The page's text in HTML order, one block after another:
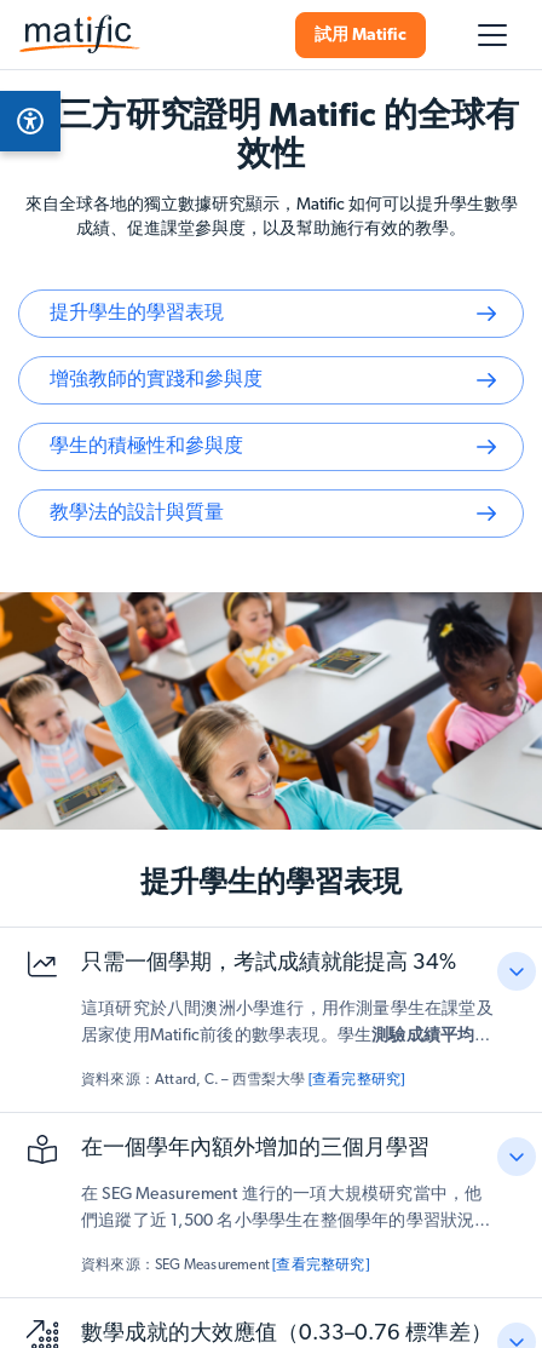
試用 Matific
第三方研究證明 Matific 的全球有
效性
來自全球各地的獨立數據研究顯示，Matific 如何可以提升學生數學
成績、促進課堂參與度，以及幫助施行有效的教學。
提升學生的學習表現
增強教師的實踐和參與度
學生的積極性和參與度
教學法的設計與質量
提升學生的學習表現
只需一個學期，考試成績就能提高 34%
這項研究於八間澳洲小學進行，用作測量學生在課堂及
居家使用Matific前後的數學表現。學生測驗成績平均提
對數學概念的理解更為深入。研究結論指出，Matific能
有效促進概念理解，並在短期內顯著提升學生的學習成
果。
資料來源：Attard, C. – 西雪梨大學 [查看完整研究]
在一個學年內額外增加的三個月學習
在 SEG Measurement 進行的一項大規模研究當中，他
們追蹤了近 1,500 名小學學生在整個學年的學習狀況。
未使用該平台的學生，使用者的進步速度不但更快、技
能更扎實，他們對數學的信心也更強。
資料來源：SEG Measurement [查看完整研究]
數學成就的大效應值（0.33–0.76 標準差）